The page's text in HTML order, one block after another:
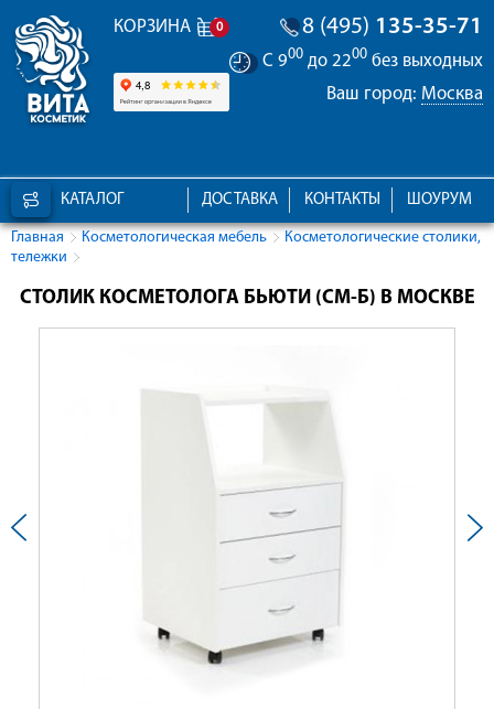
КОРЗИНА 0 8 (495) 135-35-71
С 900 до 2200 без выходных
Ваш город: Москва
КАТАЛОГ ШОУРУМ
КОНТАКТЫ
ДОСТАВКА
Главная Косметологическая мебель
Косметологические столики,
тележки
СТОЛИК КОСМЕТОЛОГА БЬЮТИ (СМ-Б) В МОСКВЕ